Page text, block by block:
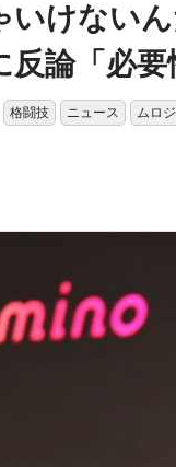
いけない
論「必
格闘技 ニュース ムロ